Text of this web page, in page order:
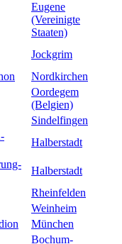
Eugene
(Vereinigte
Staaten)
Jockgrim
Nordkirchen
Oordegem
(Belgien)
Sindelfingen
Halberstadt
Halberstadt
Rheinfelden
Weinheim
München
Bochum-